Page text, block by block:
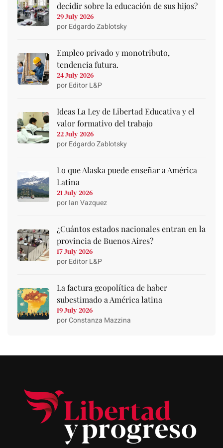
decidir sobre la educación de sus hijos?
29 July 2026
por Edgardo Zablotsky
Empleo privado y monotributo,
tendencia futura.
24 July 2026
por Editor L&P
Ideas La Ley de Libertad Educativa y el
valor formativo del trabajo
22 July 2026
por Edgardo Zablotsky
Lo que Alaska puede enseñar a América
Latina
21 July 2026
por Ian Vazquez
¿Cuántos estados nacionales entran en la
provincia de Buenos Aires?
17 July 2026
por Editor L&P
La factura geopolítica de haber
subestimado a América latina
19 July 2026
por Constanza Mazzina